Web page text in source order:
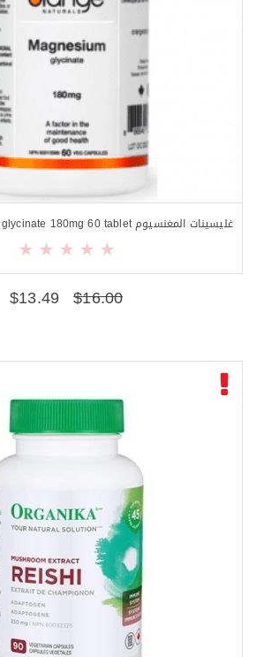
غليسينات المغنسيوم Orange Magnesium glycinate 180mg 60 tablet
$16.00
$13.49